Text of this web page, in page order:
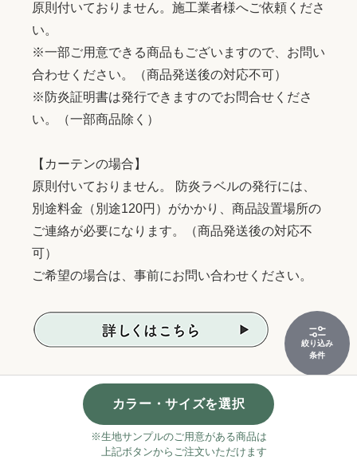
絞り込み
条件
カラー・サイズを選択
※生地サンプルのご用意がある商品は
上記ボタンからご注文いただけます
原則付いておりません。施工業者様へご依頼くださ
い。
※一部ご用意できる商品もございますので、お問い
合わせください。（商品発送後の対応不可）
※防炎証明書は発行できますのでお問合せくださ
い。（一部商品除く）
【カーテンの場合】
原則付いておりません。 防炎ラベルの発行には、
別途料金（別途120円）がかかり、商品設置場所の
ご連絡が必要になります。（商品発送後の対応不
可）
ご希望の場合は、事前にお問い合わせください。
キャンセル・注文内容変更について
ご注文をいただいた時点で、出荷準備・製作等に入
りますので、原則キャンセルや注文内容の変更はで